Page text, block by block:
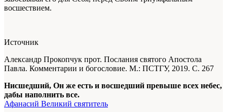
восшествием.
Источник
Александр Прокопчук прот. Послания святого Апостола
Павла. Комментарии и богословие. М.: ПСТГУ, 2019. С. 267
Нисшедший, Он же есть и восшедший превыше всех небес,
дабы наполнить все.
Афанасий Великий святитель